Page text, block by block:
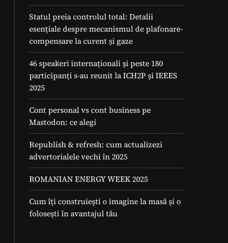
Statul preia controlul total: Detalii
esențiale despre mecanismul de plafonare-
compensare la curent și gaze
46 speakeri internaționali și peste 180
participanți s-au reunit la ICH2P și IEEES
2025
Cont personal vs cont business pe
Mastodon: ce alegi
Republish & refresh: cum actualizezi
advertorialele vechi în 2025
ROMANIAN ENERGY WEEK 2025
Cum îți construiești o imagine la masă și o
folosești în avantajul tău